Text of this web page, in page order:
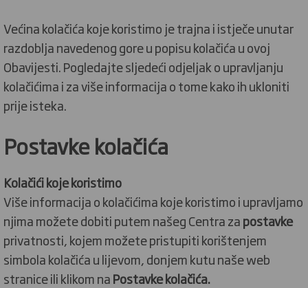
Većina kolačića koje koristimo je trajna i istječe unutar
razdoblja navedenog gore u popisu kolačića u ovoj
Obavijesti. Pogledajte sljedeći odjeljak o upravljanju
kolačićima i za više informacija o tome kako ih ukloniti
prije isteka.
Postavke kolačića
Kolačići koje koristimo
Više informacija o kolačićima koje koristimo i upravljamo
njima možete dobiti putem našeg Centra zapostavke
privatnosti, kojem možete pristupiti korištenjem
simbola kolačića u lijevom, donjem kutu naše web
stranice ili klikom naPostavke kolačića.